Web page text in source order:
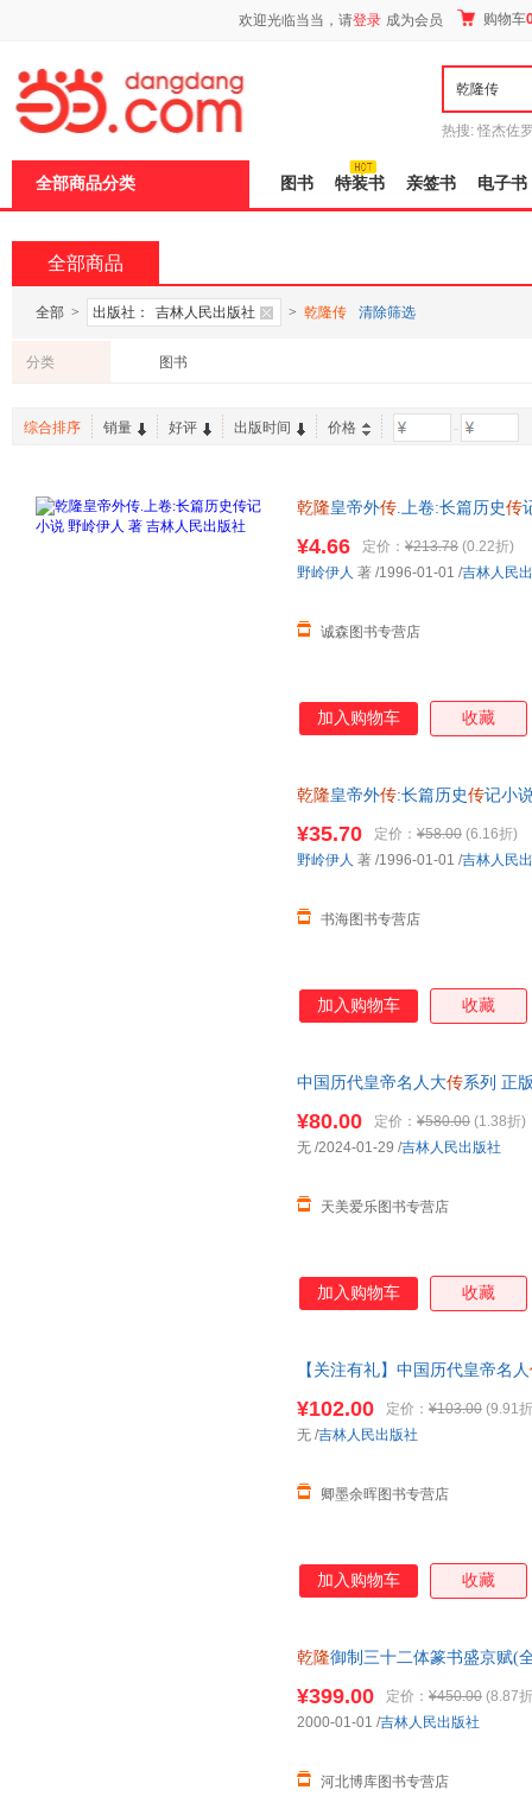
欢迎光临当当，请登录 成为会员 购物车
热搜: 怪杰佐
全部商品分类 图书 特装书 亲签书 电子书
全部商品
全部 > 出版社： 吉林人民出版社 > 乾隆传 清除筛选
分类 图书
综合排序 销量 好评 出版时间 价格 -
乾隆皇帝外传.上卷:长篇历史传
¥4.66 定价： ¥213.78 (0.22折)
诚森图书专营店
野岭伊人 著 /1996-01-01 /吉林人民
加入购物车 收藏
乾隆皇帝外传:长篇历史传记小
¥35.70 定价： ¥58.00 (6.16折)
书海图书专营店
野岭伊人 著 /1996-01-01 /吉林人民
加入购物车 收藏
中国历代皇帝名人大传系列 正
¥80.00 定价： ¥580.00 (1.38折)
天美爱乐图书专营店
无 /2024-01-29 /吉林人民出版社
加入购物车 收藏
【关注有礼】中国历代皇帝名人
¥102.00 定价： ¥103.00 (9.91
卿墨余晖图书专营店
无 /吉林人民出版社
加入购物车 收藏
乾隆御制三十二体篆书盛京赋(
¥399.00 定价： ¥450.00 (8.87
河北博库图书专营店
2000-01-01 /吉林人民出版社
页
加